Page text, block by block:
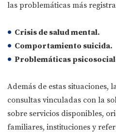
las problemáticas más
Crisis de salud mental.
Comportamiento suicida.
Problemáticas
Además de estas situaciones,
consultas vinculadas con la
sobre servicios disponibles,
familiares, instituciones y